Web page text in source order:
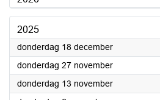
2025
donderdag 18 december2025
donderdag 27 november2025
donderdag 13 november2025